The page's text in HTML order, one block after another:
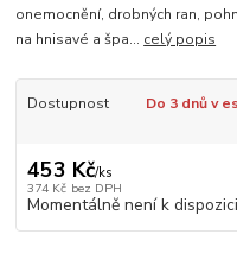
onemocnění, drobných ran,
na hnisavé a špa... celý popis
Dostupnost Do 3 dnů v
453 Kč/ks
374 Kč bez DPH
Momentálně není k dispozici